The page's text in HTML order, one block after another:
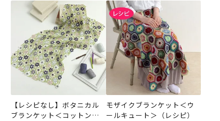
【レシピなし】ボタニカル
ブランケット＜コットンフ
モザイクブランケット＜ウ
ールキュート＞（レシピ）